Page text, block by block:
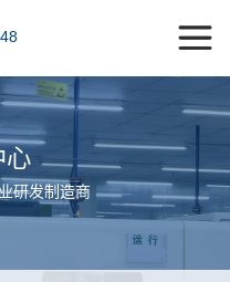
心
研发制造商